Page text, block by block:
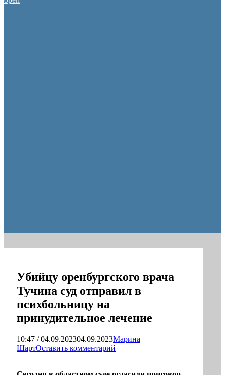
Убийцу оренбургского врача
Тучина суд отправил в
психбольницу на
принудительное лечение
10:47 / 04.09.202304.09.2023Марина
ШартОставить комментарий